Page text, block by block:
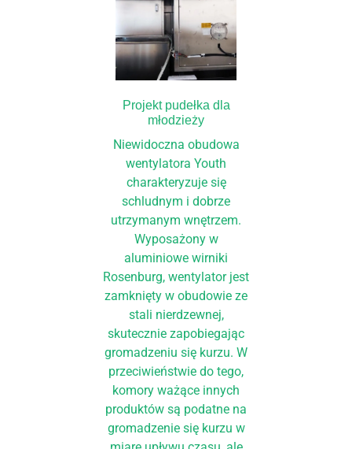
Projekt pudełka dla
młodzieży
Niewidoczna obudowa
wentylatora Youth
charakteryzuje się
schludnym i dobrze
utrzymanym wnętrzem.
Wyposażony w
aluminiowe wirniki
Rosenburg, wentylator jest
zamknięty w obudowie ze
stali nierdzewnej,
skutecznie zapobiegając
gromadzeniu się kurzu. W
przeciwieństwie do tego,
komory ważące innych
produktów są podatne na
gromadzenie się kurzu w